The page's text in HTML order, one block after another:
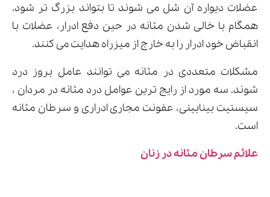
عضلات دیواره آن شل می شوند تا بتواند بزرگ تر شود.
همگام با خالی شدن مثانه در حین دفع ادرار، عضلات با
انقباض خود ادرار را به خارج از میزراه هدایت می کنند.
مشکلات متعددی در مثانه می توانند عامل بروز درد
شوند. سه مورد از رایج ترین عوامل درد مثانه در مردان ،
سیستیت بینابینی، عفونت مجاری ادراری و سرطان مثانه
است.
علائم سرطان مثانه در زنان